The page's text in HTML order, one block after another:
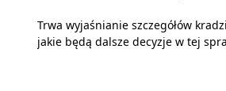
Trwa wyjaśnianie szczegółów
jakie będą dalsze decyzje w tej